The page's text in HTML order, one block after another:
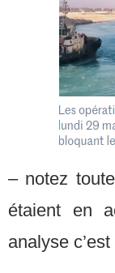
– notez
étaient en
analyse